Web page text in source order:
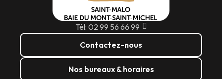
Tél: 02 99 56 66 99
Contactez-nous
Nos bureaux & horaires